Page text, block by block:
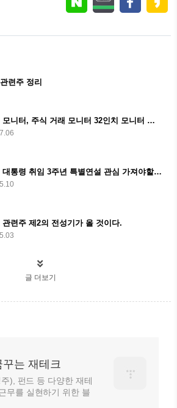
련주 정리
주식용 모니터, 주식 거래 모니터 32인치 모니터 추천
문재인 대통령 취임 3주년 특별연설 관심 가져야할 종목
관련주 제2의 전성기가 올 것이다.
글 더보기
는 재테크
), 펀드 등 다양한 재테
무를 실현하기 위한 블